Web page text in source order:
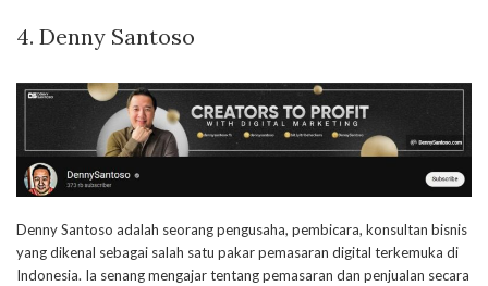
4. Denny Santoso
Denny Santoso adalah seorang pengusaha, pembicara, konsultan bisnis
yang dikenal sebagai salah satu pakar pemasaran digital terkemuka di
Indonesia. Ia senang mengajar tentang pemasaran dan penjualan secara